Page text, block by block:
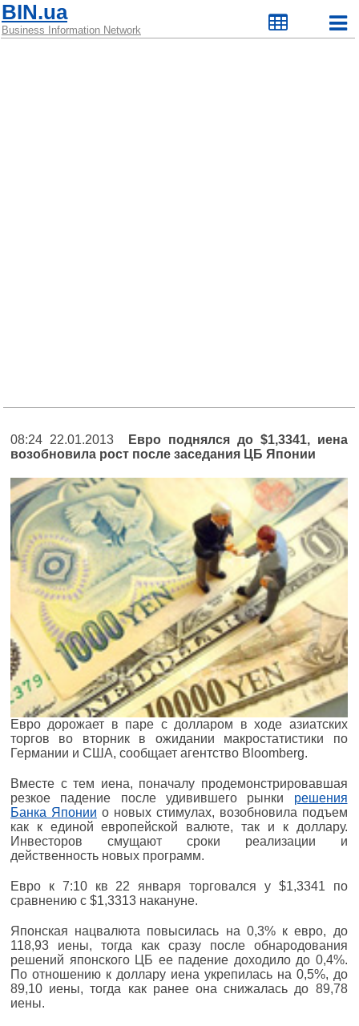
BIN.ua
Business Information Network
08:24 22.01.2013
Евро поднялся до $1,3341, иена
возобновила рост после заседания ЦБ Японии
Евро дорожает в паре с долларом в ходе азиатских
торгов во вторник в ожидании макростатистики по
Германии и США, сообщает агентство Bloomberg.
Вместе с тем иена, поначалу продемонстрировавшая
резкое падение после удивившего рынки решения
Банка Японии о новых стимулах, возобновила подъем
как к единой европейской валюте, так и к доллару.
Инвесторов смущают сроки реализации и
действенность новых программ.
Евро к 7:10 кв 22 января торговался у $1,3341 по
сравнению с $1,3313 накануне.
Японская нацвалюта повысилась на 0,3% к евро, до
118,93 иены, тогда как сразу после обнародования
решений японского ЦБ ее падение доходило до 0,4%.
По отношению к доллару иена укрепилась на 0,5%, до
89,10 иены, тогда как ранее она снижалась до 89,78
иены.